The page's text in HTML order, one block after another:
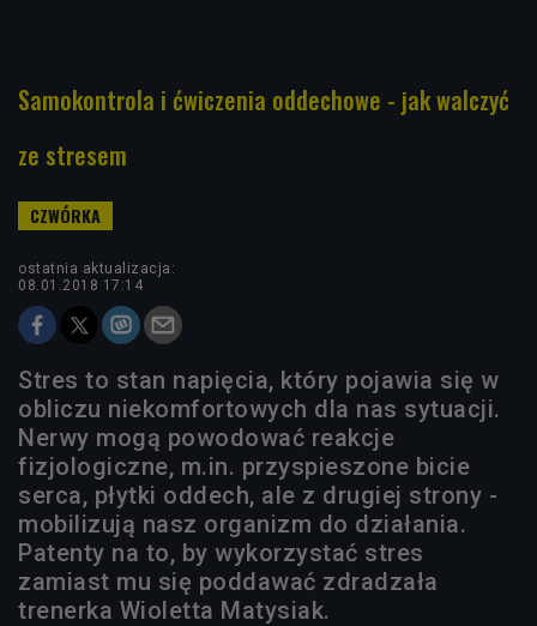
Samokontrola i ćwiczenia oddechowe - jak walczyć
ze stresem
ostatnia aktualizacja:
08.01.2018 17:14
Stres to stan napięcia, który pojawia się w
obliczu niekomfortowych dla nas sytuacji.
Nerwy mogą powodować reakcje
fizjologiczne, m.in. przyspieszone bicie
serca, płytki oddech, ale z drugiej strony -
mobilizują nasz organizm do działania.
Patenty na to, by wykorzystać stres
zamiast mu się poddawać zdradzała
trenerka Wioletta Matysiak.